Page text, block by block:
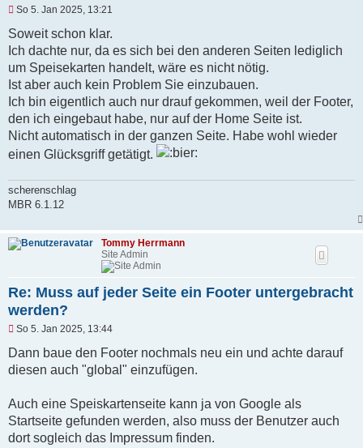
U
g
l
e
e
n
e
r
B
i
r
a
g
So 5. Jan 2025, 13:21
Soweit schon klar.
Ich dachte nur, da es sich bei den anderen Seiten lediglich
um Speisekarten handelt, wäre es nicht nötig.
Ist aber auch kein Problem Sie einzubauen.
Ich bin eigentlich auch nur drauf gekommen, weil der Footer,
den ich eingebaut habe, nur auf der Home Seite ist.
Nicht automatisch in der ganzen Seite. Habe wohl wieder
einen Glücksgriff getätigt.
scherenschlag
MBR 6.1.12
Tommy Herrmann
Site Admin
Re: Muss auf jeder Seite ein Footer untergebracht
werden?
U
g
e
l
s
e
n
e
r
So 5. Jan 2025, 13:44
Dann baue den Footer nochmals neu ein und achte darauf
diesen auch "global" einzufügen.
Auch eine Speiskartenseite kann ja von Google als
Startseite gefunden werden, also muss der Benutzer auch
dort sogleich das Impressum finden.